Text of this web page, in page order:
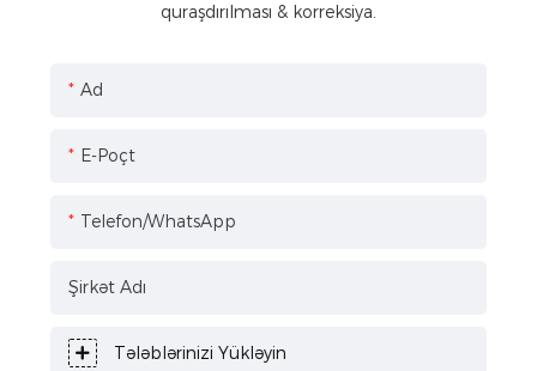
quraşdırılması & korreksiya.
Ad
E-Poçt
Telefon/WhatsApp
Şirkət Adı
Tələblərinizi Yükləyin